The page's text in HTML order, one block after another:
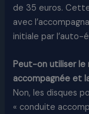
de 35 euros.
avec
initiale par l’auto-
Peut-on utiliser le
accompagnée et
Non, les disques
« conduite